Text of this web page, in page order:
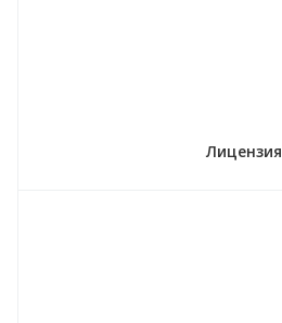
Лицензия